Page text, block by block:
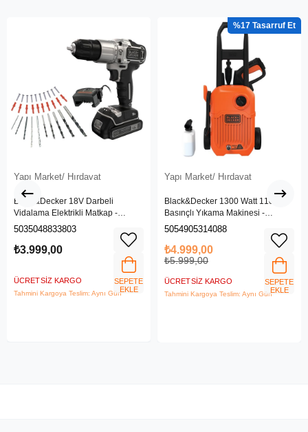
Yapı Market/ Hırdavat
Black&Decker 18V Darbeli
Vidalama Elektrikli Matkap -
BDCHD18SC1K-QW
5035048833803
₺3.999,00
ÜCRETSIZ KARGO
Tahmini Kargoya Teslim: Aynı Gün
SEPETE
EKLE
Yapı Market/ Hırdavat
Black&Decker 1300 Watt 110 Bar
Basınçlı Yıkama Makinesi -
(BEPW1300L-QS)
5054905314088
₺4.999,00
₺5.999,00
ÜCRETSIZ KARGO
Tahmini Kargoya Teslim: Aynı Gün
%17
SEPETE
EKLE